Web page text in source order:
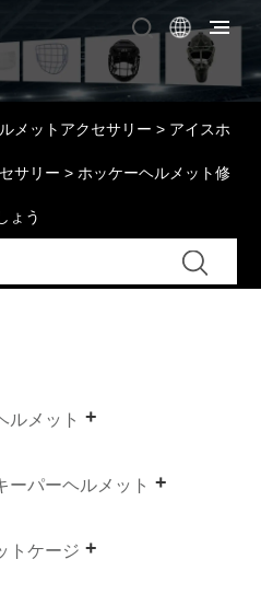
メットアクセサリー > アイスホ
サリー > ホッケーヘルメット修
ょう
ルメット
ーパーヘルメット
トケージ